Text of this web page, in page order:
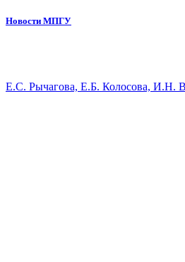
Новости МПГУ
Е.С. Рычагова, Е.Б. Колосова, И.Н.